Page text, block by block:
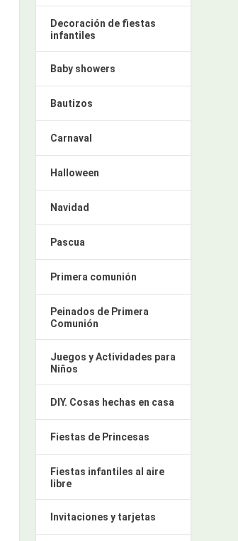
Decoración de fiestas
infantiles
Baby showers
Bautizos
Carnaval
Halloween
Navidad
Pascua
Primera comunión
Peinados de Primera
Comunión
Juegos y Actividades para
Niños
DIY. Cosas hechas en casa
Fiestas de Princesas
Fiestas infantiles al aire
libre
Invitaciones y tarjetas